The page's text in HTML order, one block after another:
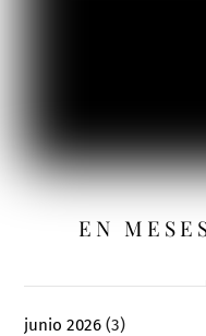
EN
junio 2026 (3)